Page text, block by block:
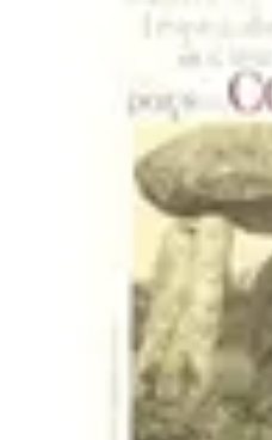
Fromages du Monde
Découverte
Dégustation découverte
Fromages du Monde